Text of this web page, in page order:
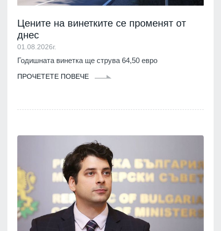
Цените на винетките се променят от
днес
01.08.2026г.
Годишната винетка ще струва 64,50 евро
ПРОЧЕТЕТЕ ПОВЕЧЕ